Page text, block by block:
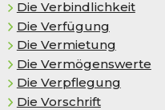
Die Verbindlichkeit
Die Verfügung
Die Vermietung
Die Vermögenswerte
Die Verpflegung
Die Vorschrift